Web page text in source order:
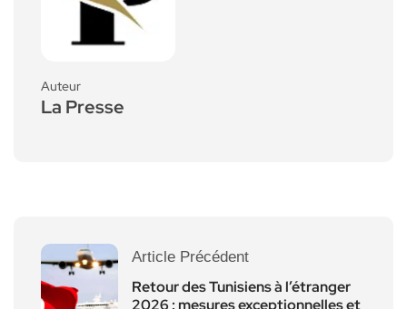
Auteur
La Presse
Article Précédent
Retour des Tunisiens à l’étranger
2026 : mesures exceptionnelles et